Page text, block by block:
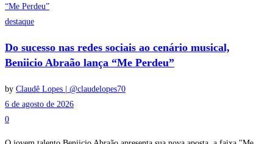
destaque
Do sucesso nas redes sociais ao cenário musical,
Beniicio Abraão lança “Me Perdeu”
by Claudê Lopes | @claudelopes70
6 de agosto de 2026
0